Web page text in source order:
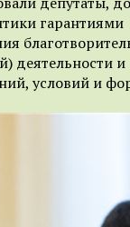
гарантиями
деятельности
условий и